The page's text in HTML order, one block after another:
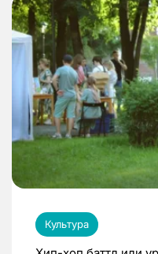
Культура